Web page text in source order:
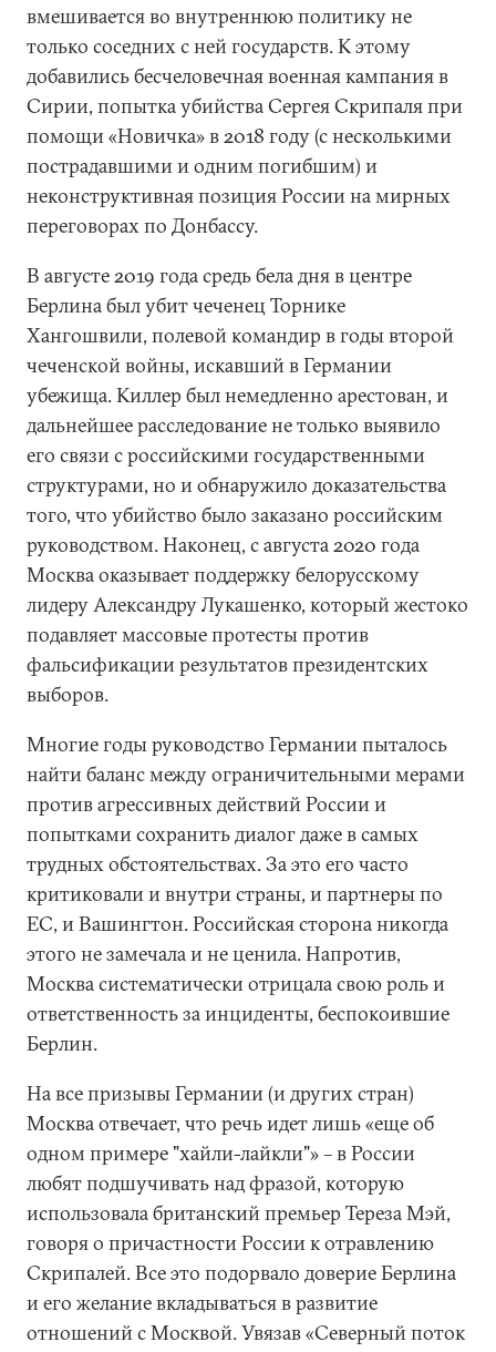
вмешивается во внутреннюю политику не
только соседних с ней государств. К этому
добавились бесчеловечная военная кампания в
Сирии, попытка убийства Сергея Скрипаля при
помощи «Новичка» в 2018 году (с несколькими
пострадавшими и одним погибшим) и
неконструктивная позиция России на мирных
переговорах по Донбассу.
В августе 2019 года средь бела дня в центре
Берлина был убит чеченец Торнике
Хангошвили, полевой командир в годы второй
чеченской войны, искавший в Германии
убежища. Киллер был немедленно арестован, и
дальнейшее расследование не только выявило
его связи с российскими государственными
структурами, но и обнаружило доказательства
того, что убийство было заказано российским
руководством. Наконец, с августа 2020 года
Москва оказывает поддержку белорусскому
лидеру Александру Лукашенко, который жестоко
подавляет массовые протесты против
фальсификации результатов президентских
выборов.
Многие годы руководство Германии пыталось
найти баланс между ограничительными мерами
против агрессивных действий России и
попытками сохранить диалог даже в самых
трудных обстоятельствах. За это его часто
критиковали и внутри страны, и партнеры по
ЕС, и Вашингтон. Российская сторона никогда
этого не замечала и не ценила. Напротив,
Москва систематически отрицала свою роль и
ответственность за инциденты, беспокоившие
Берлин.
На все призывы Германии (и других стран)
Москва отвечает, что речь идет лишь «еще об
одном примере "хайли-лайкли"» – в России
любят подшучивать над фразой, которую
использовала британский премьер Тереза Мэй,
говоря о причастности России к отравлению
Скрипалей. Все это подорвало доверие Берлина
и его желание вкладываться в развитие
отношений с Москвой. Увязав «Северный поток